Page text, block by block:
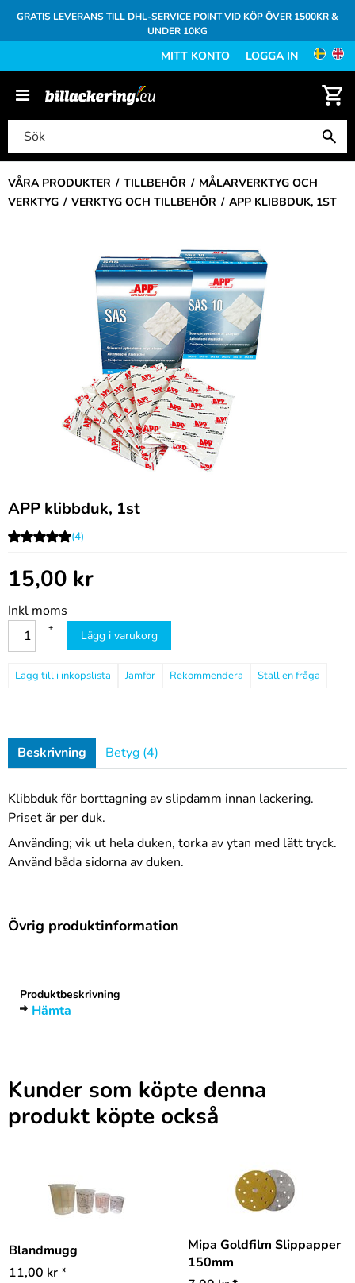
GRATIS LEVERANS TILL DHL-SERVICE POINT VID KÖP ÖVER 1500KR &
UNDER 10KG
MITT KONTO LOGGA IN
VÅRA PRODUKTER TILLBEHÖR
MÅLARVERKTYG OCH
VERKTYG
VERKTYG OCH TILLBEHÖR APP KLIBBDUK, 1ST
APP klibbduk, 1st
(4)
15,00 kr
Inkl moms
+
–
Lägg i varukorg
Jämför Rekommendera Ställ en fråga
Beskrivning Betyg (4)
Klibbduk för borttagning av slipdamm innan lackering.
Priset är per duk.
Använding; vik ut hela duken, torka av ytan med lätt tryck.
Använd båda sidorna av duken.
Övrig produktinformation
Produktbeskrivning
Hämta
Kunder som köpte denna
produkt köpte också
Blandmugg
11,00 kr*
Mipa Goldfilm Slippapper
150mm